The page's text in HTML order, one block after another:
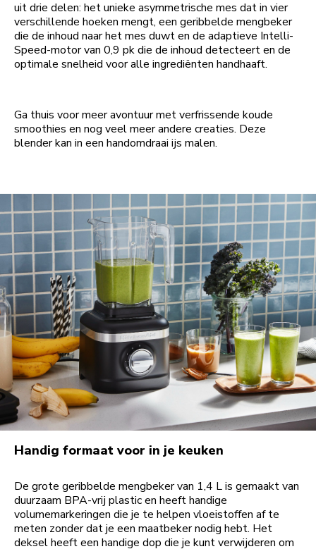
uit drie delen: het unieke asymmetrische mes dat in vier
verschillende hoeken mengt, een geribbelde mengbeker
die de inhoud naar het mes duwt en de adaptieve Intelli-
Speed-motor van 0,9 pk die de inhoud detecteert en de
optimale snelheid voor alle ingrediënten handhaaft.
Ga thuis voor meer avontuur met verfrissende koude
smoothies en nog veel meer andere creaties. Deze
blender kan in een handomdraai ijs malen.
Handig formaat voor in je keuken
De grote geribbelde mengbeker van 1,4 L is gemaakt van
duurzaam BPA-vrij plastic en heeft handige
volumemarkeringen die je te helpen vloeistoffen af te
meten zonder dat je een maatbeker nodig hebt. Het
deksel heeft een handige dop die je kunt verwijderen om